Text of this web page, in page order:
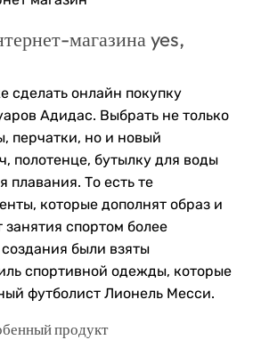
магазина yes,
сделать онлайн покупку
Адидас. Выбрать не только
перчатки, но и новый
полотенце, бутылку для воды
плавания. То есть те
которые дополнят образ и
спортом более
были взяты
спортивной одежды, которые
футболист Лионель Месси.
продукт